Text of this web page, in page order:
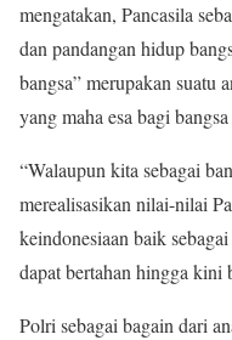
mengatakan, Pancasila
dan pandangan hidup
bangsa” merupakan suatu
yang maha esa bagi
“Walaupun kita sebagai
merealisasikan nilai-nilai
keindonesiaan baik
dapat bertahan hingga kini
Polri sebagai bagain dari